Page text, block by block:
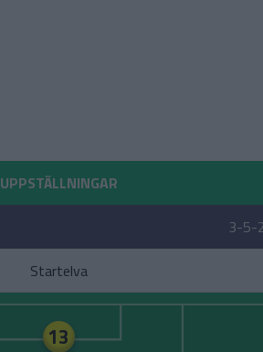
UPPSTÄLLNINGAR
3-5-
Startelva
13